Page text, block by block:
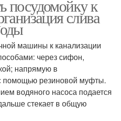
посудомойку к
слива
машины к канализации
через сифон,
напрямую в
помощью резиновой муфты.
водяного насоса подается
стекает в общую